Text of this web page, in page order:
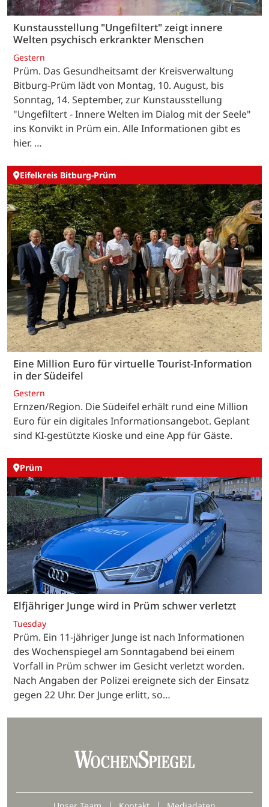
Kunstausstellung "Ungefiltert" zeigt innere
Welten psychisch erkrankter Menschen
Gestern
Prüm. Das Gesundheitsamt der Kreisverwaltung
Bitburg-Prüm lädt von Montag, 10. August, bis
Sonntag, 14. September, zur Kunstausstellung
"Ungefiltert - Innere Welten im Dialog mit der Seele"
ins Konvikt in Prüm ein. Alle Informationen gibt es
hier. …
Eifelkreis Bitburg-Prüm
Eine Million Euro für virtuelle Tourist-Information
in der Südeifel
Gestern
Ernzen/Region. Die Südeifel erhält rund eine Million
Euro für ein digitales Informationsangebot. Geplant
sind KI-gestützte Kioske und eine App für Gäste.
Prüm
Elfjähriger Junge wird in Prüm schwer verletzt
Tuesday
Prüm. Ein 11-jähriger Junge ist nach Informationen
des Wochenspiegel am Sonntagabend bei einem
Vorfall in Prüm schwer im Gesicht verletzt worden.
Nach Angaben der Polizei ereignete sich der Einsatz
gegen 22 Uhr. Der Junge erlitt, so…